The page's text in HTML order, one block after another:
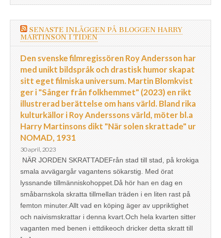
SENASTE INLÄGGEN PÅ BLOGGEN HARRY
MARTINSON I TIDEN
Den svenske filmregissören Roy Andersson har
med unikt bildspråk och drastisk humor skapat
sitt eget filmiska universum. Martin Blomkvist
ger i "Sånger från folkhemmet" (2023) en rikt
illustrerad berättelse om hans värld. Bland rika
kulturkällor i Roy Anderssons värld, möter bl.a
Harry Martinsons dikt "När solen skrattade" ur
NOMAD, 1931
30 april, 2023
NÄR JORDEN SKRATTADEFrån stad till stad, på krokiga
smala avvägargår vagantens sökarstig. Med örat
lyssnande tillmänniskohoppet.Då hör han en dag en
småbarnskola skratta tillmellan träden i en liten rast på
femton minuter.Allt vad en köping äger av uppriktighet
och naivismskrattar i denna kvart.Och hela kvarten sitter
vaganten med benen i ettdikeoch dricker detta skratt till